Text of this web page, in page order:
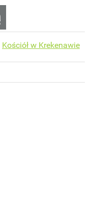
Kościół w Krekenawie